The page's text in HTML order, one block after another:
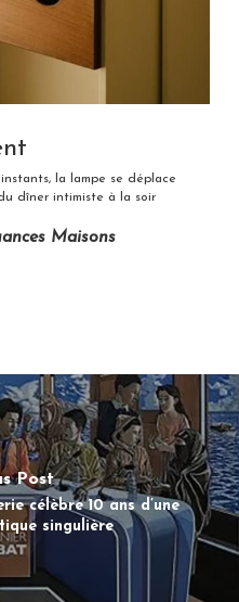
la lampe se déplace
dîner intimiste à la soir
Maisons
Post
célèbre 10 ans d’une
singulière